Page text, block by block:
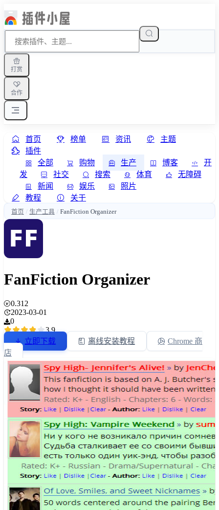
打赏
合作
首页 榜单 资讯
主题
插件
全部
购物 生产 博客
开
发
社交 搜索 体育
无障碍
新闻
娱乐
照片
教程
关于
首页 / 生产工具 / FanFiction Organizer
FanFiction Organizer
0.312
2023-03-01
0
3.9
立即下载
离线安装教程
Chrome 商
店